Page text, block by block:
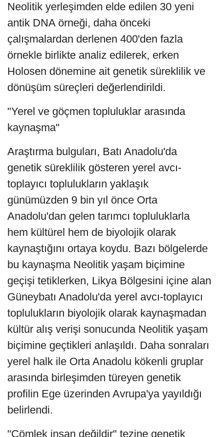
Neolitik yerleşimden elde edilen 30 yeni
antik DNA örneği, daha önceki
çalışmalardan derlenen 400'den fazla
örnekle birlikte analiz edilerek, erken
Holosen dönemine ait genetik süreklilik ve
dönüşüm süreçleri değerlendirildi.
"Yerel ve göçmen topluluklar arasında
kaynaşma"
Araştırma bulguları, Batı Anadolu'da
genetik süreklilik gösteren yerel avcı-
toplayıcı toplulukların yaklaşık
günümüzden 9 bin yıl önce Orta
Anadolu'dan gelen tarımcı topluluklarla
hem kültürel hem de biyolojik olarak
kaynaştığını ortaya koydu. Bazı bölgelerde
bu kaynaşma Neolitik yaşam biçimine
geçişi tetiklerken, Likya Bölgesini içine alan
Güneybatı Anadolu'da yerel avcı-toplayıcı
toplulukların biyolojik olarak kaynaşmadan
kültür alış verişi sonucunda Neolitik yaşam
biçimine geçtikleri anlaşıldı. Daha sonraları
yerel halk ile Orta Anadolu kökenli gruplar
arasında birleşimden türeyen genetik
profilin Ege üzerinden Avrupa'ya yayıldığı
belirlendi.
"Çömlek insan değildir" tezine genetik